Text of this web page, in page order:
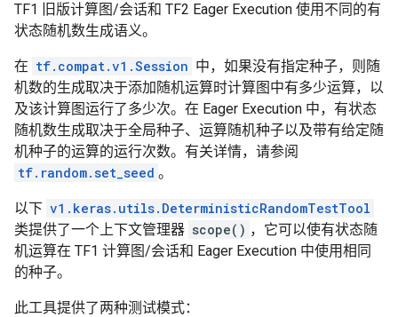
TF1 旧版计算图/会话和 TF2 Eager Execution 使用不同的有
状态随机数生成语义。
在 tf.compat.v1.Session 中，如果没有指定种子，则随
机数的生成取决于添加随机运算时计算图中有多少运算，以
及该计算图运行了多少次。在 Eager Execution 中，有状态
随机数生成取决于全局种子、运算随机种子以及带有给定随
机种子的运算的运行次数。有关详情，请参阅
tf.random.set_seed 。
以下 v1.keras.utils.DeterministicRandomTestTool
类提供了一个上下文管理器 scope() ，它可以使有状态随
机运算在 TF1 计算图/会话和 Eager Execution 中使用相同
的种子。
此工具提供了两种测试模式：